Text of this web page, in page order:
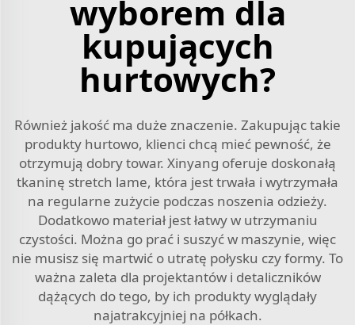
wyborem dla
kupujących
hurtowych?
Również jakość ma duże znaczenie. Zakupując takie
produkty hurtowo, klienci chcą mieć pewność, że
otrzymują dobry towar. Xinyang oferuje doskonałą
tkaninę stretch lame, która jest trwała i wytrzymała
na regularne zużycie podczas noszenia odzieży.
Dodatkowo materiał jest łatwy w utrzymaniu
czystości. Można go prać i suszyć w maszynie, więc
nie musisz się martwić o utratę połysku czy formy. To
ważna zaleta dla projektantów i detaliczników
dążących do tego, by ich produkty wyglądały
najatrakcyjniej na półkach.